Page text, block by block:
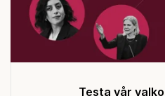
Testa vår